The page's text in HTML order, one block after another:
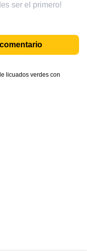
ser el primero!
licuados verdes con